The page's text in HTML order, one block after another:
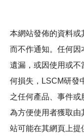
科技分享
會籍
本網站發佈的資料或
而不作通知。任何因
遺漏，或因使用或不
何損失，LSCM研發
之任何產品、事件
為方便使用者獲取
站可能在其網頁上提